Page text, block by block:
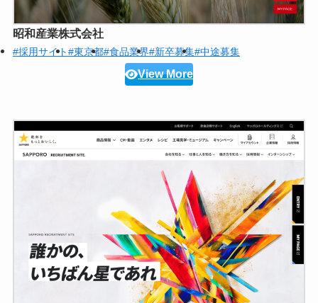
昭和産業株式会社
#採用サイト#東京都#食品業界#新卒募集#中途募集
View More